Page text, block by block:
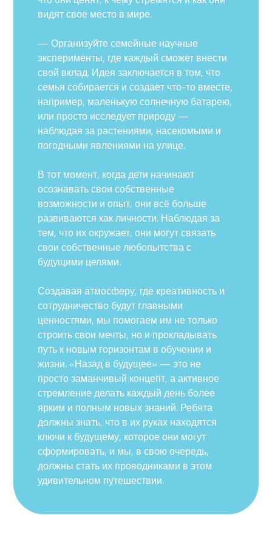
видят свое место в мире.
— Организуйте семейные научные
эксперименты, где каждый сможет внести
свой вклад. Идея заключается в том, что
семья собирается и создаёт что-то вместе,
например, маленькую солнечную батарею,
или просто исследует природу —
наблюдая за растениями, насекомыми и
погодными явлениями на улице.
В тот момент, когда дети начинают
осознавать свои собственные
возможности и опыт, они всё больше
развиваются как личности. Наблюдая за
тем, что их окружает, они могут связать
свои собственные любопытства с
будущими целями.
Создавая атмосферу, где креативность и
сотрудничество будут главными
ценностями, мы помогаем им не только
строить свои мечты, но и прокладывать
путь к новым горизонтам в обучении и
жизни. «Назад в будущее» — это не
просто заманчивый концепт, а активное
стремление делать каждый день более
ярким и полным новых знаний. Ребята
должны знать, что в их руках находятся
ключи к будущему, которое они могут
сформировать, и мы, в свою очередь,
должны стать их проводниками в этом
удивительном путешествии.